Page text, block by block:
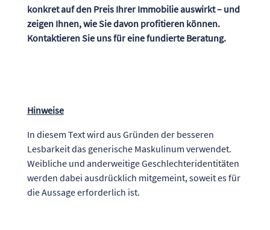
konkret auf den Preis Ihrer Immobilie auswirkt – und
zeigen Ihnen, wie Sie davon profitieren können.
Kontaktieren Sie uns für eine fundierte Beratung.
Hinweise
In diesem Text wird aus Gründen der besseren
Lesbarkeit das generische Maskulinum verwendet.
Weibliche und anderweitige Geschlechteridentitäten
werden dabei ausdrücklich mitgemeint, soweit es für
die Aussage erforderlich ist.